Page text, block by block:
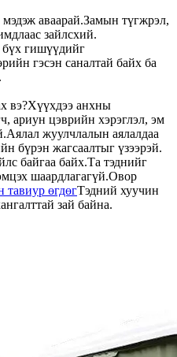
аваарай.Замын түгжрэл,
зайлсхий.
бүх гишүүдийг
гэсэн саналтай байх ба
вэ?Хүүхдээ анхны
ариун цэврийн хэрэглэл, эм
жуулчлалын аялалдаа
бүрэн жагсаалтыг үзээрэй.
байгаа байх.Та тэднийг
шаардлагагүй.Овор
тавиур өгдөгТэдний хуучин
зай байна.